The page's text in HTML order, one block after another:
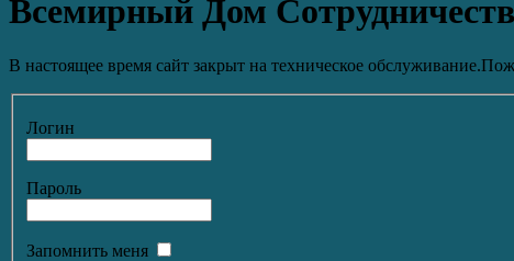
Всемирный Дом
В настоящее время сайт закрыт на техническое
Логин
Пароль
Запомнить меня